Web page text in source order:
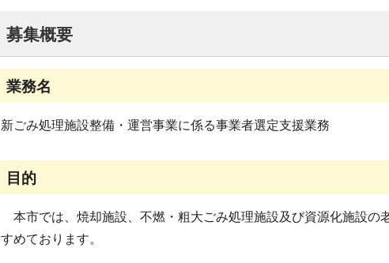
募集概要
業務名
新ごみ処理施設整備・運営事業に係る事業者選定支援業務
目的
本市では、焼却施設、不燃・粗大ごみ処理施設及び資源化施設の
すめております。